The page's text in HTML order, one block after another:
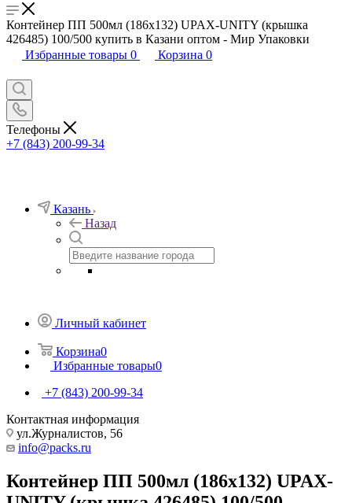
Контейнер ПП 500мл (186х132) UPAX-UNITY (крышка
426485) 100/500 купить в Казани оптом - Мир Упаковки
Избранные товары 0 Корзина 0
Телефоны
+7 (843) 200-99-34
Казань
Назад
Личный кабинет
Корзина0
Избранные товары0
+7 (843) 200-99-34
Контактная информация
ул.Журналистов, 56
info@packs.ru
Контейнер ПП 500мл (186х132) UPAX-